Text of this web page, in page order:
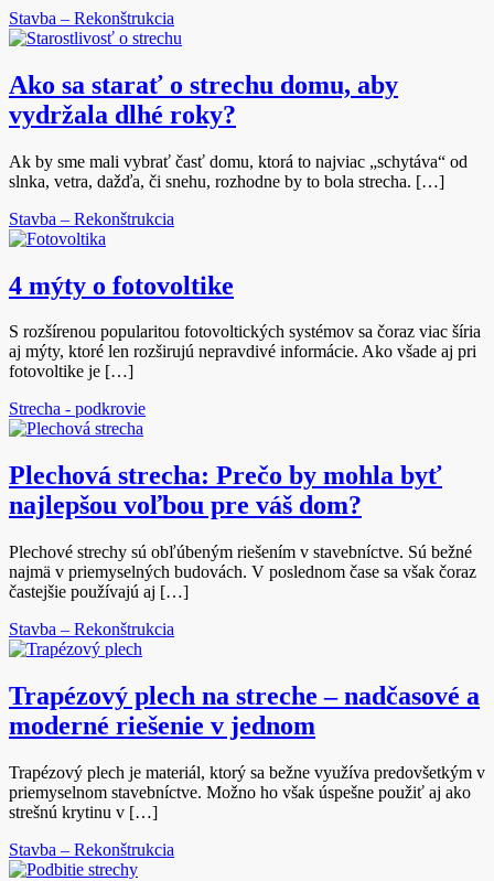
Stavba – Rekonštrukcia
Ako sa starať o strechu domu, aby
vydržala dlhé roky?
Ak by sme mali vybrať časť domu, ktorá to najviac „schytáva“ od
slnka, vetra, dažďa, či snehu, rozhodne by to bola strecha. […]
Stavba – Rekonštrukcia
4 mýty o fotovoltike
S rozšírenou popularitou fotovoltických systémov sa čoraz viac šíria
aj mýty, ktoré len rozširujú nepravdivé informácie. Ako všade aj pri
fotovoltike je […]
Strecha - podkrovie
Plechová strecha: Prečo by mohla byť
najlepšou voľbou pre váš dom?
Plechové strechy sú obľúbeným riešením v stavebníctve. Sú bežné
najmä v priemyselných budovách. V poslednom čase sa však čoraz
častejšie používajú aj […]
Stavba – Rekonštrukcia
Trapézový plech na streche – nadčasové a
moderné riešenie v jednom
Trapézový plech je materiál, ktorý sa bežne využíva predovšetkým v
priemyselnom stavebníctve. Možno ho však úspešne použiť aj ako
strešnú krytinu v […]
Stavba – Rekonštrukcia